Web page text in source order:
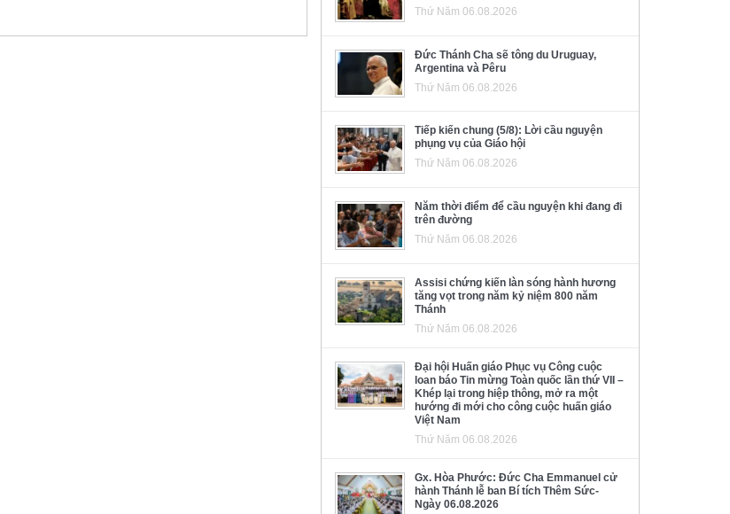
Thứ Năm 06.08.2026
Đức Thánh Cha sẽ tông du Uruguay,
Argentina và Pêru
Thứ Năm 06.08.2026
Tiếp kiến chung (5/8): Lời cầu nguyện
phụng vụ của Giáo hội
Thứ Năm 06.08.2026
Năm thời điểm để cầu nguyện khi đang đi
trên đường
Thứ Năm 06.08.2026
Assisi chứng kiến làn sóng hành hương
tăng vọt trong năm kỷ niệm 800 năm
Thánh
Thứ Năm 06.08.2026
Đại hội Huấn giáo Phục vụ Công cuộc
loan báo Tin mừng Toàn quốc lần thứ VII –
Khép lại trong hiệp thông, mở ra một
hướng đi mới cho công cuộc huấn giáo
Việt Nam
Thứ Năm 06.08.2026
Gx. Hòa Phước: Đức Cha Emmanuel cử
hành Thánh lễ ban Bí tích Thêm Sức-
Ngày 06.08.2026